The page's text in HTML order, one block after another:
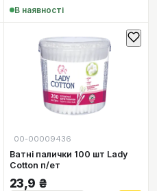
В наявності
00-00009436
Ватні палички 100 шт Lady
Cotton п/ет
23,9 ₴